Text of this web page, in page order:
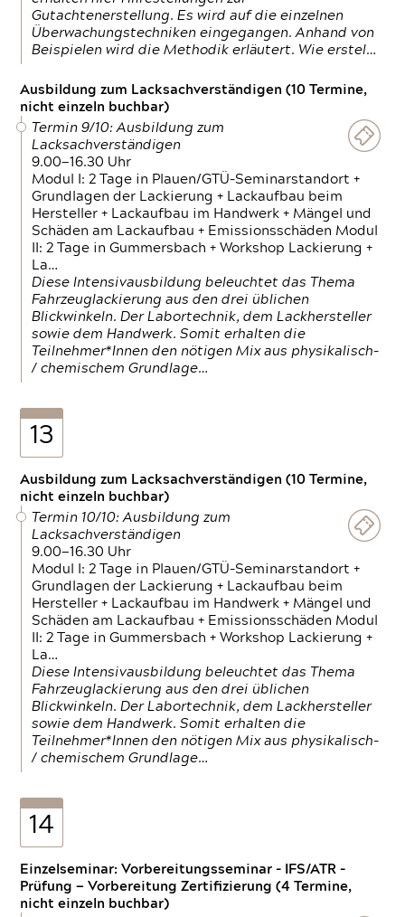
Gutachtenerstellung. Es wird auf die einzelnen
Überwachungstechniken eingegangen. Anhand von
Beispielen wird die Methodik erläutert. Wie erstel…
Ausbildung zum Lacksachverständigen (10 Termine,
nicht einzeln buchbar)
Termin 9/10: Ausbildung zum
Lacksachverständigen
9.00—16.30 Uhr
Modul I: 2 Tage in Plauen/GTÜ-Seminarstandort +
Grundlagen der Lackierung + Lackaufbau beim
Hersteller + Lackaufbau im Handwerk + Mängel und
Schäden am Lackaufbau + Emissionsschäden Modul
II: 2 Tage in Gummersbach + Workshop Lackierung +
La…
Diese Intensivausbildung beleuchtet das Thema
Fahrzeuglackierung aus den drei üblichen
Blickwinkeln. Der Labortechnik, dem Lackhersteller
sowie dem Handwerk. Somit erhalten die
Teilnehmer*Innen den nötigen Mix aus physikalisch-
/ chemischem Grundlage…
13
Ausbildung zum Lacksachverständigen (10 Termine,
nicht einzeln buchbar)
Termin 10/10: Ausbildung zum
Lacksachverständigen
9.00—16.30 Uhr
Modul I: 2 Tage in Plauen/GTÜ-Seminarstandort +
Grundlagen der Lackierung + Lackaufbau beim
Hersteller + Lackaufbau im Handwerk + Mängel und
Schäden am Lackaufbau + Emissionsschäden Modul
II: 2 Tage in Gummersbach + Workshop Lackierung +
La…
Diese Intensivausbildung beleuchtet das Thema
Fahrzeuglackierung aus den drei üblichen
Blickwinkeln. Der Labortechnik, dem Lackhersteller
sowie dem Handwerk. Somit erhalten die
Teilnehmer*Innen den nötigen Mix aus physikalisch-
/ chemischem Grundlage…
14
Einzelseminar: Vorbereitungsseminar - IFS/ATR -
Prüfung — Vorbereitung Zertifizierung (4 Termine,
nicht einzeln buchbar)